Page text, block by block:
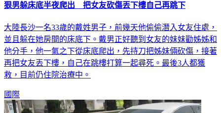
狠男躲床底半夜爬出 把女友砍傷丟下樓自己再跳下
大陸長沙一名33歲的戴姓男子，前幾天他偷偷潛入女友住處，
並且躲在她房間的床底下。戴男正好聽到女友的妹妹勸姊姊和
他分手，他一氣之下從床底爬出，先持刀把姊妹倆砍傷，接著
再把女友丟下樓，自己在跳樓打算一起尋死。最後3人都獲
救，目前仍住院治療中。
國際